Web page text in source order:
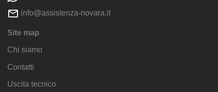
info@assistenza-novara.it
Site map
Chi siamo
Contatti
Uscita tecnico